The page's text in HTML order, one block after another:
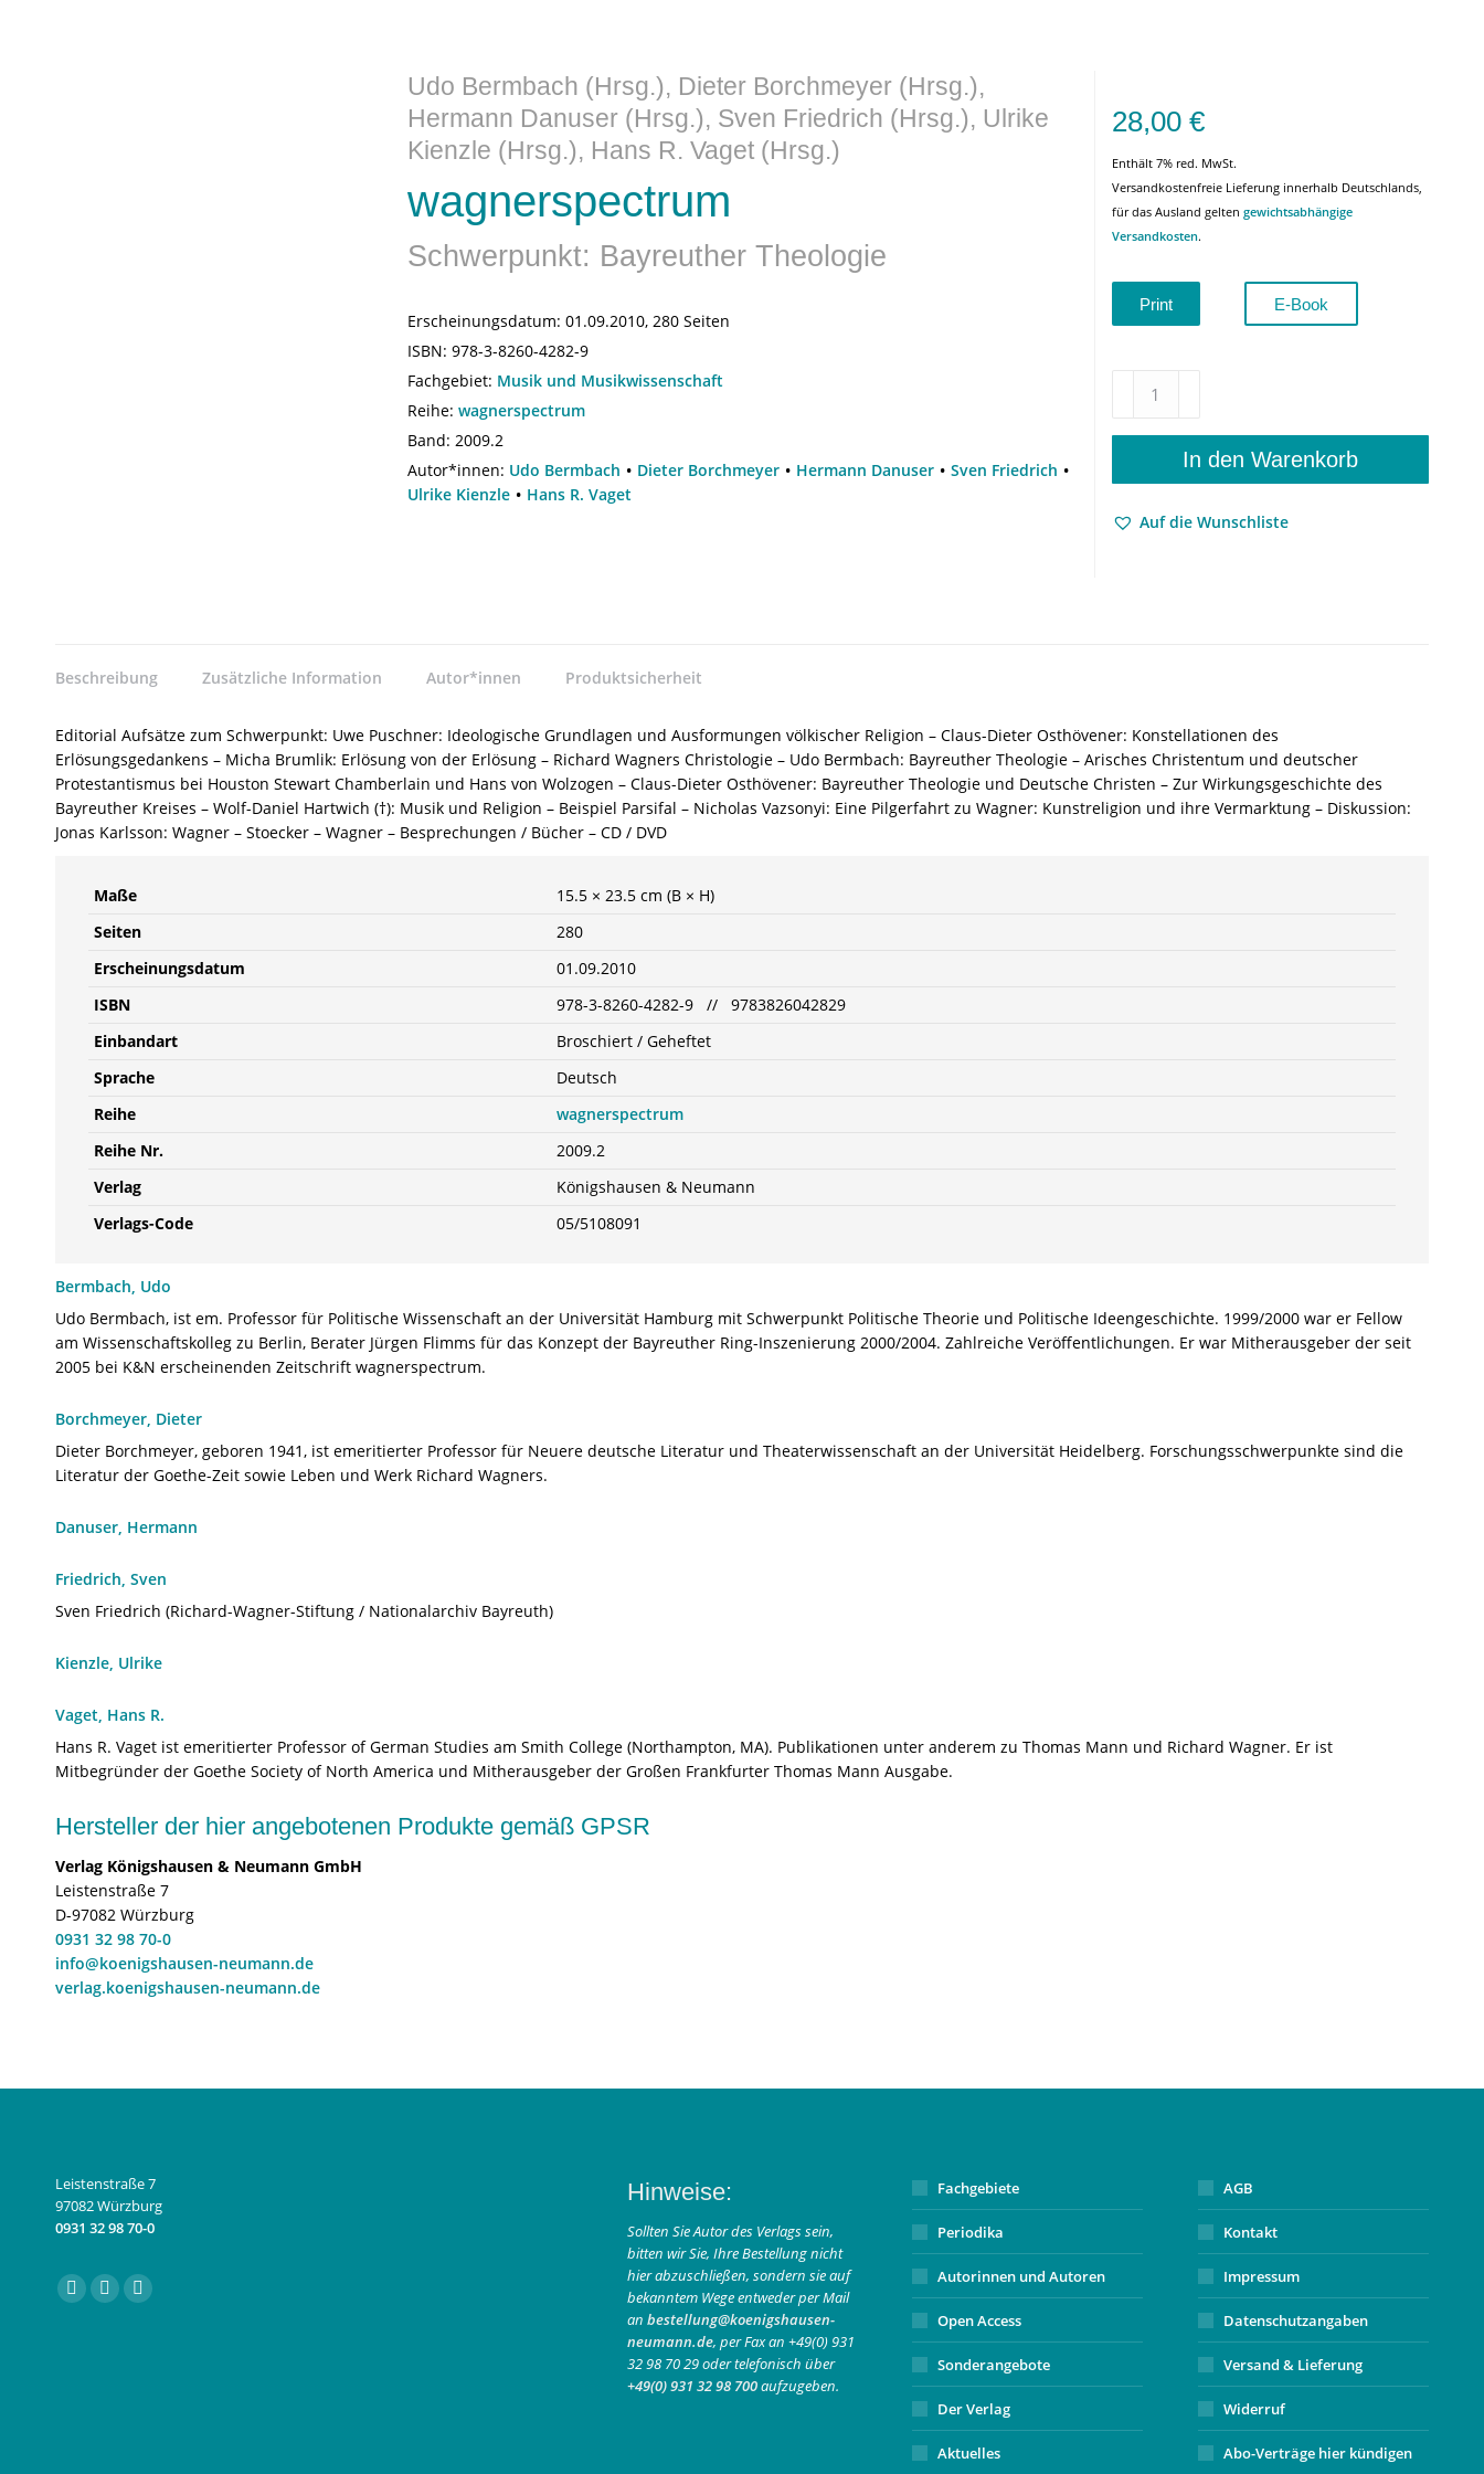
Udo Bermbach (Hrsg.), Dieter Borchmeyer (Hrsg.),
Hermann Danuser (Hrsg.), Sven Friedrich (Hrsg.), Ulrike
Kienzle (Hrsg.), Hans R. Vaget (Hrsg.)
wagnerspectrum
Schwerpunkt: Bayreuther Theologie
Erscheinungsdatum: 01.09.2010, 280 Seiten
ISBN: 978-3-8260-4282-9
Fachgebiet: Musik und Musikwissenschaft
Reihe: wagnerspectrum
Band: 2009.2
Autor*innen: Udo Bermbach Dieter Borchmeyer Hermann Danuser
Sven Friedrich
Ulrike Kienzle
Hans R. Vaget
28,00 €
Enthält 7% red. MwSt.
Versandkostenfreie Lieferung innerhalb Deutschlands,
für das Ausland gelten gewichtsabhängige
Versandkosten.
Print E-Book
/
/
(Hrsg.),
Dieter
Borchmeyer
(Hrsg.),
4282-
9
82-
In den Warenkorb
Auf die Wunschliste
Beschreibung Zusätzliche Information Autor*innen Produktsicherheit
Editorial Aufsätze zum Schwerpunkt: Uwe Puschner: Ideologische Grundlagen und Ausformungen völkischer Religion – Claus-Dieter Osthövener: Konstellationen des
Erlösungsgedankens – Micha Brumlik: Erlösung von der Erlösung – Richard Wagners Christologie – Udo Bermbach: Bayreuther Theologie – Arisches Christentum und deutscher
Protestantismus bei Houston Stewart Chamberlain und Hans von Wolzogen – Claus-Dieter Osthövener: Bayreuther Theologie und Deutsche Christen – Zur Wirkungsgeschichte des
Bayreuther Kreises – Wolf-Daniel Hartwich (†): Musik und Religion – Beispiel Parsifal – Nicholas Vazsonyi: Eine Pilgerfahrt zu Wagner: Kunstreligion und ihre Vermarktung – Diskussion:
Jonas Karlsson: Wagner – Stoecker – Wagner – Besprechungen / Bücher – CD / DVD
Maße
15.5 × 23.5 cm (B × H)
Seiten
280
Erscheinungsdatum
01.09.2010
ISBN
978-3-8260-4282-9 // 9783826042829
Einbandart
Broschiert / Geheftet
Sprache
Deutsch
Reihe
wagnerspectrum
Reihe Nr.
2009.2
Verlag
Königshausen & Neumann
Verlags-Code
05/5108091
Bermbach, Udo
Udo Bermbach, ist em. Professor für Politische Wissenschaft an der Universität Hamburg mit Schwerpunkt Politische Theorie und Politische Ideengeschichte. 1999/2000 war er Fellow
am Wissenschaftskolleg zu Berlin, Berater Jürgen Flimms für das Konzept der Bayreuther Ring-Inszenierung 2000/2004. Zahlreiche Veröffentlichungen. Er war Mitherausgeber der seit
2005 bei K&N erscheinenden Zeitschrift wagner­spectrum.
Borchmeyer, Dieter
Dieter Borchmeyer, geboren 1941, ist emeritierter Professor für Neuere deutsche Literatur und Theaterwissenschaft an der Universität Heidelberg. Forschungsschwerpunkte sind die
Literatur der Goethe-Zeit sowie Leben und Werk Richard Wagners.
Danuser, Hermann
Friedrich, Sven
Sven Friedrich (Richard-Wagner-Stiftung / Nationalarchiv Bayreuth)
Kienzle, Ulrike
Vaget, Hans R.
Hans R. Vaget ist emeritierter Professor of German Studies am Smith College (Northampton, MA). Publikationen unter anderem zu Thomas Mann und Richard Wagner. Er ist
Mitbegründer der Goethe Society of North America und Mitherausgeber der Großen Frankfurter Thomas Mann Ausgabe.
Hersteller der hier angebotenen Produkte gemäß GPSR
Verlag Königshausen & Neumann GmbH
Leistenstraße 7
D-97082 Würzburg
0931 32 98 70-0
info@koenigshausen-neumann.de
verlag.koenigshausen-neumann.de
Leistenstraße 7
97082 Würzburg
0931 32 98 70-0
Finden Sie uns auf:
FacebookInstagram
E-
Hinweise:
Sollten Sie Autor des Verlags sein,
bitten wir Sie, Ihre Bestellung nicht
hier abzuschließen, sondern sie auf
bekanntem Wege entweder per Mail
an bestellung@koenigshausen-
neumann.de, per Fax an +49(0) 931
32 98 70 29 oder telefonisch über
+49(0) 931 32 98 700aufzugeben.
Fachgebiete
Periodika
Autorinnen und Autoren
Open Access
Sonderangebote
Der Verlag
Aktuelles
AGB
Kontakt
Impressum
Datenschutzangaben
Versand & Lieferung
Widerruf
Abo-Verträge hier kündigen